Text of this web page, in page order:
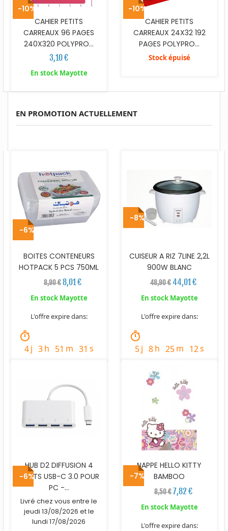
CAHIER PETITS
CARREAUX 96 PAGES
240X320 POLYPRO...
3,10 €
En stock Mayotte
CAHIER PETITS
CARREAUX 24X32 192
PAGES POLYPRO...
Stock épuisé
EN PROMOTION ACTUELLEMENT
-10%
BOITES CONTENEURS
HOTPACK 5 PCS 750ML
8,90 €8,01 €
En stock Mayotte
L'offre expire dans:
timer
4j 3h 51 m 30 s
-10%
CUISEUR A RIZ 7LINE 2,2L
900W BLANC
48,90 € 44,01 €
En stock Mayotte
L'offre expire dans:
timer
5j 8h 25m 11s
-6%
HUB D2 DIFFUSION 4
PORTS USB-C 3.0 POUR
PC -...
Livré chez vous entre le
jeudi 13/08/2026 et le
lundi 17/08/2026
-8%
NAPPE HELLO KITTY
BAMBOO
8,50 € 7,82 €
En stock Mayotte
L'offre expire dans:
-6% -7%